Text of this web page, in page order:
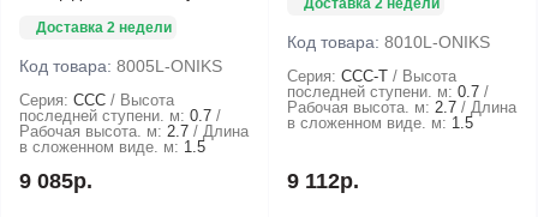
Доставка 2 недели
Код товара: 8005L-ONIKS
Серия: ССС
Высота
последней ступени. м: 0.7
Рабочая высота. м: 2.7
Длина
в сложенном виде. м: 1.5
9 085р.
Доставка 2 недели
Код товара: 8010L-ONIKS
Серия: ССС-Т
Высота
последней ступени. м: 0.7
Рабочая высота. м: 2.7
Длина
в сложенном виде. м: 1.5
9 112р.